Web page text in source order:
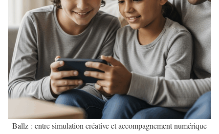
Ballz : entre simulation créative et accompagnement numérique